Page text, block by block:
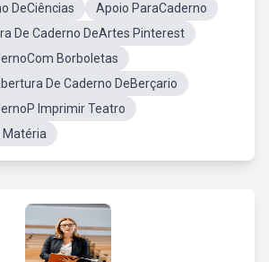
DeCiências
Apoio ParaCaderno
De Caderno DeArtes Pinterest
Borboletas
De Caderno DeBerçario
Imprimir Teatro
Matéria